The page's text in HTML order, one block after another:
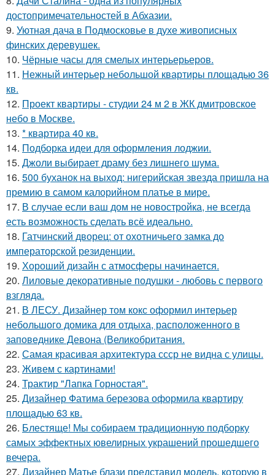
достопримечательностей в Абхазии.
9. Уютная дача в Подмосковье в духе живописных
финских деревушек.
10. Чёрные часы для смелых интерьерьеров.
11. Нежный интерьер небольшой квартиры площадью 36
кв.
12. Проект квартиры - студии 24 м 2 в ЖК дмитровское
небо в Москве.
13. * квартира 40 кв.
14. Подборка идеи для оформления лоджии.
15. Джоли выбирает драму без лишнего шума.
16. 500 буханок на выход: нигерийская звезда пришла на
премию в самом калорийном платье в мире.
17. В случае если ваш дом не новостройка, не всегда
есть возможность сделать всё идеально.
18. Гатчинский дворец: от охотничьего замка до
императорской резиденции.
19. Хороший дизайн с атмосферы начинается.
20. Лиловые декоративные подушки - любовь с первого
взгляда.
21. В ЛЕСУ. Дизайнер том кокс оформил интерьер
небольшого домика для отдыха, расположенного в
заповеднике Девона (Великобритания.
22. Самая красивая архитектура ссср не видна с улицы.
23. Живем с картинами!
24. Трактир "Лапка Горностая".
25. Дизайнер Фатима березова оформила квартиру
площадью 63 кв.
26. Блестяще! Мы собираем традиционную подборку
самых эффектных ювелирных украшений прошедшего
вечера.
27. Дизайнер Матье блази представил модель, которую в